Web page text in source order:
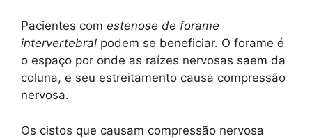
Pacientes com estenose de forame
intervertebral podem se beneficiar. O forame é
o espaço por onde as raízes nervosas saem da
coluna, e seu estreitamento causa compressão
nervosa.
Os cistos que causam compressão nervosa